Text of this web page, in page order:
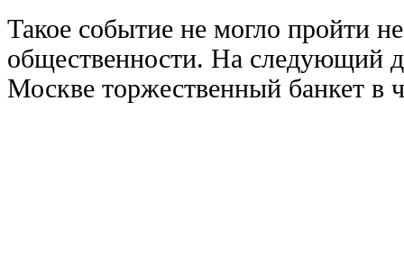
Такое событие не могло пройти
общественности. На следующий
Москве торжественный банкет в